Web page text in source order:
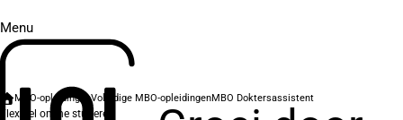
Menu
MBO-opleidingenVolledige MBO-opleidingenMBO Doktersassistent
Flexibel online studeren